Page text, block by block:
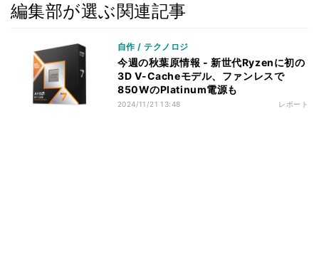
編集部が選ぶ関連記事
自作 / テクノロジ
今週の秋葉原情報 - 新世代Ryzenに初の
3D V-Cacheモデル、ファンレスで
850WのPlatinum電源も
2024/11/21 13:48 レポート